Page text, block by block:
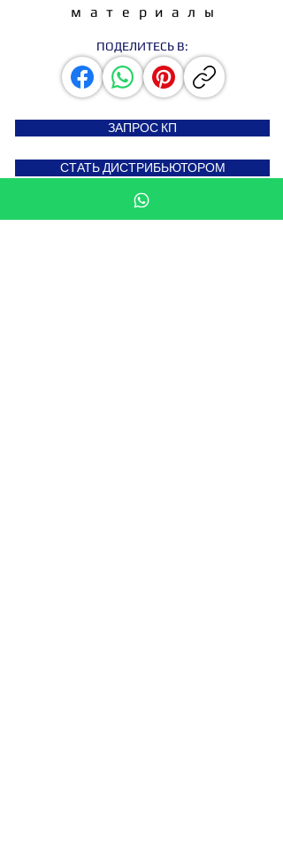
материалы
ПОДЕЛИТЕСЬ В:
ЗАПРОС КП
СТАТЬ ДИСТРИБЬЮТОРОМ
Подпишитесь на новости